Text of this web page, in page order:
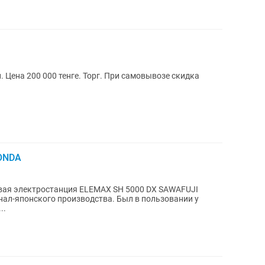
200 000 тенге. Торг. При самовывозе скидка
электростанция ELEMAX SH 5000 DX SAWAFUJI
японского производства. Был в пользовании у